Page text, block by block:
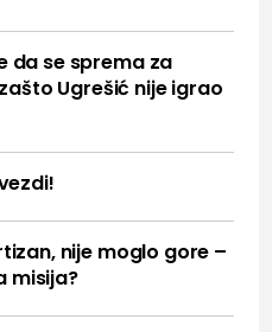
da se sprema za
Ugrešić nije igrao
nije moglo gore –
misija?